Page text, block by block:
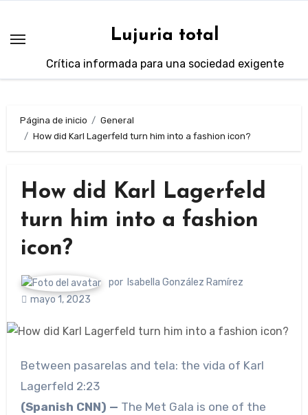
contenido
Lujuria total
Crítica informada para una sociedad exigente
Página de inicio
General
How did Karl Lagerfeld turn him into a fashion icon?
How did Karl Lagerfeld
turn him into a fashion
icon?
por Isabella González Ramírez
mayo 1, 2023
Between pasarelas and tela: the vida of Karl
Lagerfeld 2:23
(Spanish CNN) — The Met Gala is one of the